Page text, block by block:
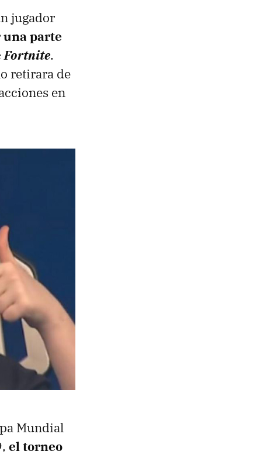
jugador
parte
Fortnite.
retirara de
en
Mundial
el torneo